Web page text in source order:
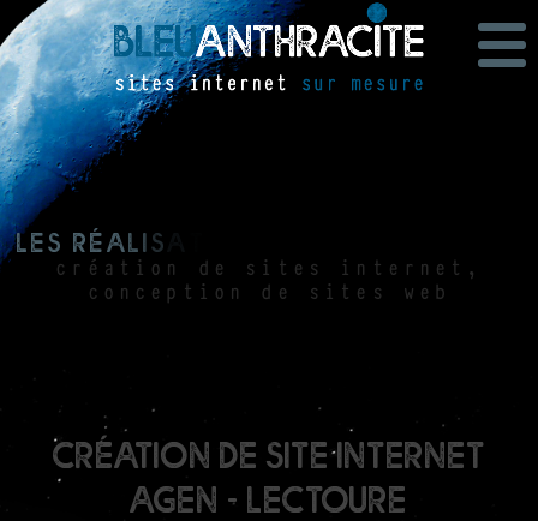
Les réalis
création de sites internet,
conception de sites web
création de site internet
Agen - Lectoure